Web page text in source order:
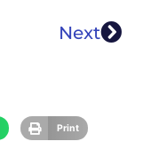
Next
Print